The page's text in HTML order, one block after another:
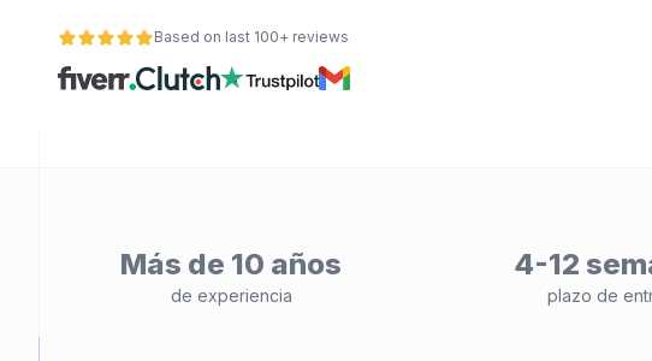
Based on last 100+ reviews
Más de 10 años
de experiencia
4-12
plazo de